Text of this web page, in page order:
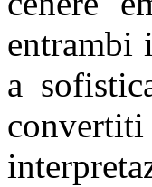
entrambi
a